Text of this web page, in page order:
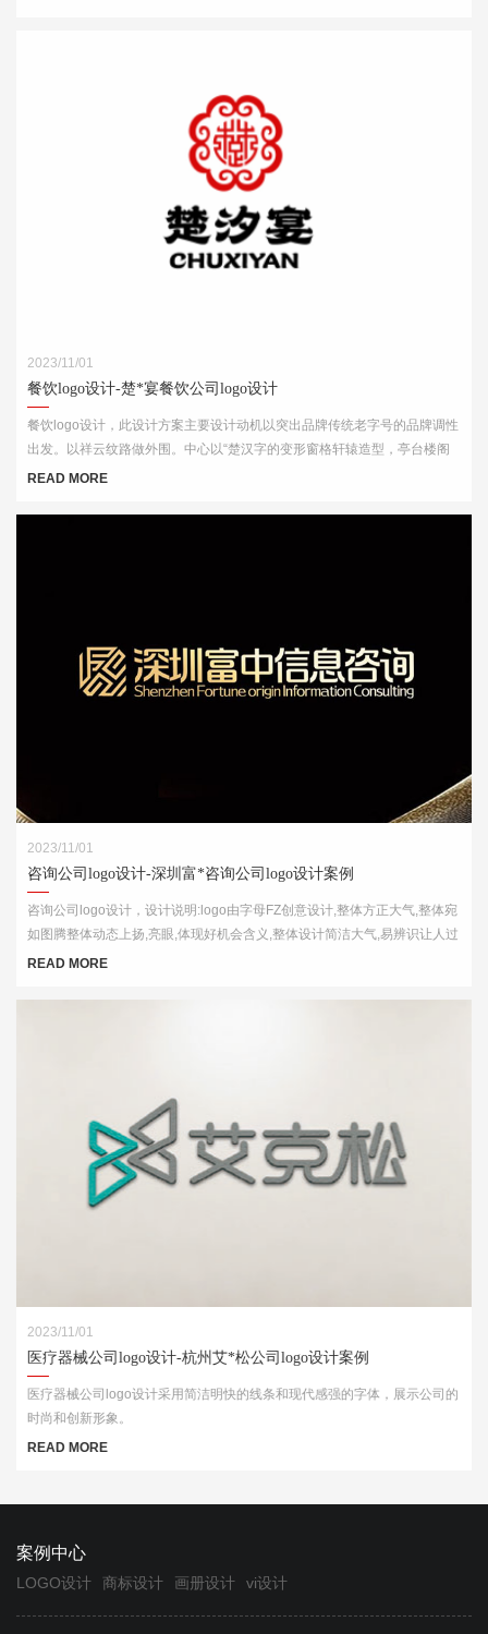
2023/11/01
餐饮logo设计-楚*宴餐饮公司logo设计
餐饮logo设计，此设计方案主要设计动机以突出品牌传统老字号的品牌调性
出发。以祥云纹路做外围。中心以“楚汉字的变形窗格轩辕造型，亭台楼阁
酒肆的视觉印象，链接企业的行业特征
READ MORE
2023/11/01
咨询公司logo设计-深圳富*咨询公司logo设计案例
咨询公司logo设计，设计说明:logo由字母FZ创意设计,整体方正大气,整体宛
如图腾整体动态上扬,亮眼,体现好机会含义,整体设计简洁大气,易辨识让人过
目不忘
READ MORE
2023/11/01
医疗器械公司logo设计-杭州艾*松公司logo设计案例
医疗器械公司logo设计采用简洁明快的线条和现代感强的字体，展示公司的
时尚和创新形象。
READ MORE
案例中心
LOGO设计 商标设计 画册设计 vi设计